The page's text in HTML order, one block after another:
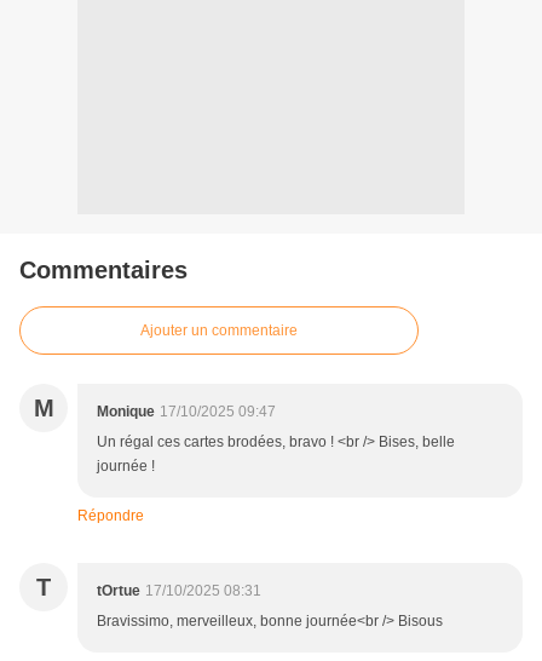
Commentaires
Ajouter un commentaire
M Monique 17/10/2025 09:47
Un régal ces cartes brodées, bravo ! <br /> Bises, belle
journée !
Répondre
T tOrtue 17/10/2025 08:31
Bravissimo, merveilleux, bonne journée<br /> Bisous